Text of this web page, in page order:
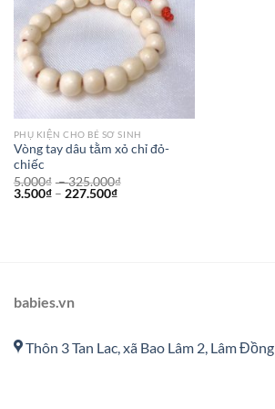
PHỤ KIỆN CHO BÉ SƠ SINH
Vòng tay dâu tằm xỏ chỉ đỏ-
chiếc
5.000₫ –325.000₫
3.500₫– 227.500₫
babies.vn
Thôn 3 Tan Lac, xã Bao Lâm 2, Lâm Đồng